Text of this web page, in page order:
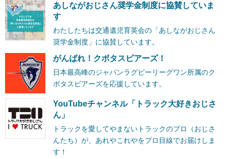
あしながおじさん奨学金制度に協賛していま
す
わたしたちは交通遺児育英会の「あしながおじさん
奨学金制度」に協賛しています。
がんばれ！クボタスピアーズ！
日本最高峰のジャパンラグビーリーグワン所属のク
ボタスピアーズを応援しています。
YouTubeチャンネル「トラック大好きおじさ
ん」
トラックを愛してやまないトラックのプロ（おじさ
んたち）が、あれやこれやをプロ目線でお届けしま
す！